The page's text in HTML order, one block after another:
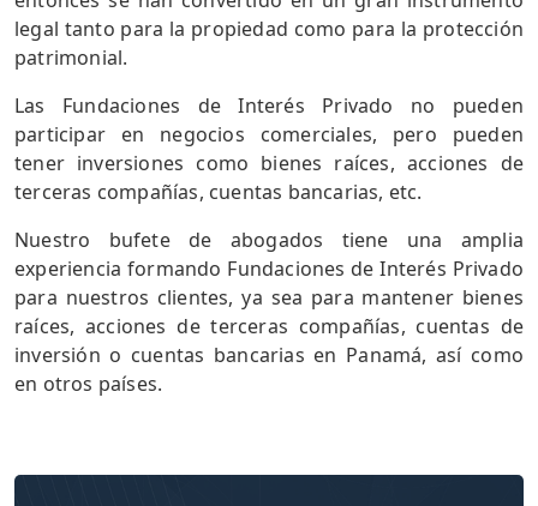
legal tanto para la propiedad como para la protección
patrimonial.
Las Fundaciones de Interés Privado no pueden
participar en negocios comerciales, pero pueden
tener inversiones como bienes raíces, acciones de
terceras compañías, cuentas bancarias, etc.
Nuestro bufete de abogados tiene una amplia
experiencia formando Fundaciones de Interés Privado
para nuestros clientes, ya sea para mantener bienes
raíces, acciones de terceras compañías, cuentas de
inversión o cuentas bancarias en Panamá, así como
en otros países.